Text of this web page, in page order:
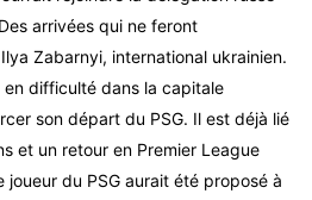
arrivées qui ne feront
Zabarnyi, international ukrainien.
difficulté dans la capitale
son départ du PSG. Il est déjà lié
et un retour en Premier League
joueur du PSG aurait été proposé à